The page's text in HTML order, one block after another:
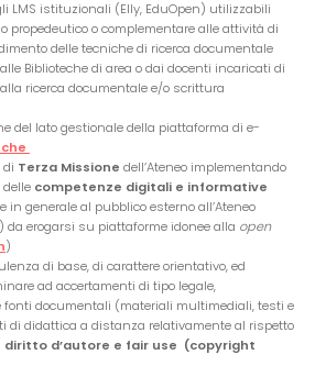
LMS istituzionali (Elly, EduOpen) utilizzabili
propedeutico o complementare alle attività di
delle tecniche di ricerca documentale
Biblioteche di area o dai docenti incaricati di
ricerca documentale e/o scrittura
del lato gestionale della piattaforma di e-
e
di Terza Missione dell’Ateneo implementando
competenze digitali e informative
e in generale al pubblico esterno all’Ateneo
erogarsi su piattaforme idonee alla open
)
di base, di carattere orientativo, ed
ad accertamenti di tipo legale,
fonti documentali (materiali multimediali, testi e
di didattica a distanza relativamente al rispetto
diritto d’autore e fair use (copyright